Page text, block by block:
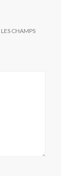
LES CHAMPS